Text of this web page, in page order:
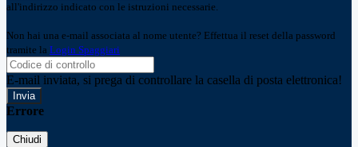
all'indirizzo indicato con le istruzioni necessarie.
Non hai una e-mail associata al nome utente? Effettua il reset della password
tramite la Login Spaggiari
E-mail inviata, si prega di controllare la casella di posta elettronica!
Errore
Chiudi